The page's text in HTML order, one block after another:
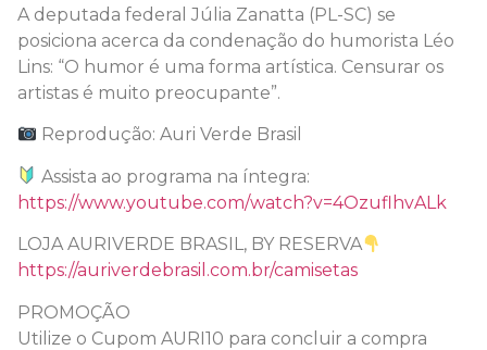
A deputada federal Júlia Zanatta (PL-SC) se
posiciona acerca da condenação do humorista Léo
Lins: “O humor é uma forma artística. Censurar os
artistas é muito preocupante”.
Reprodução: Auri Verde Brasil
Assista ao programa na íntegra:
https://www.youtube.com/watch?v=4OzuflhvALk
LOJA AURIVERDE BRASIL, BY RESERVA
https://auriverdebrasil.com.br/camisetas
PROMOÇÃO
Utilize o Cupom AURI10 para concluir a compra